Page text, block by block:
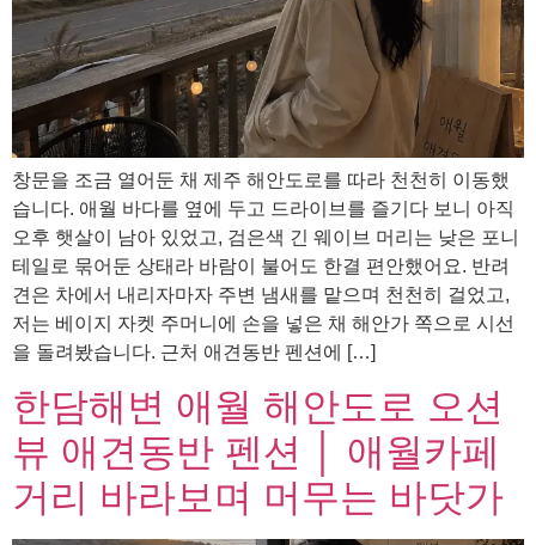
창문을 조금 열어둔 채 제주 해안도로를 따라 천천히 이동했
습니다. 애월 바다를 옆에 두고 드라이브를 즐기다 보니 아직
오후 햇살이 남아 있었고, 검은색 긴 웨이브 머리는 낮은 포니
테일로 묶어둔 상태라 바람이 불어도 한결 편안했어요. 반려
견은 차에서 내리자마자 주변 냄새를 맡으며 천천히 걸었고,
저는 베이지 자켓 주머니에 손을 넣은 채 해안가 쪽으로 시선
을 돌려봤습니다. 근처 애견동반 펜션에 […]
한담해변 애월 해안도로 오션
뷰 애견동반 펜션 │ 애월카페
거리 바라보며 머무는 바닷가